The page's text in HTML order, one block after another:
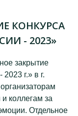
КОНКУРСА
- 2023»
закрытие
г.» в г.
коллегам за
Отдельное